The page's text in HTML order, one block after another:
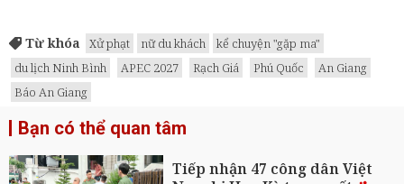
Từ khóa Xử phạt nữ du khách
kể chuyện "gặp ma"
du lịch Ninh Bình
APEC 2027 Rạch Giá Phú Quốc
An Giang
Báo An Giang
Bạn có thể quan tâm
Tiếp nhận 47 công dân Việt